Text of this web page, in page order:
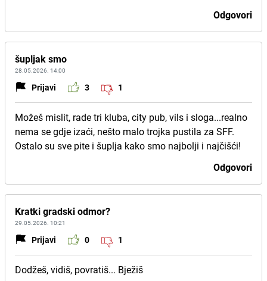
Odgovori
šupljak smo
28.05.2026. 14:00
Prijavi 3 1
Možeš mislit, rade tri kluba, city pub, vils i sloga...realno
nema se gdje izaći, nešto malo trojka pustila za SFF.
Ostalo su sve pite i šuplja kako smo najbolji i najčišći!
Odgovori
Kratki gradski odmor?
29.05.2026. 10:21
Prijavi 0 1
Dodžeš, vidiš, povratiš... Bježiš